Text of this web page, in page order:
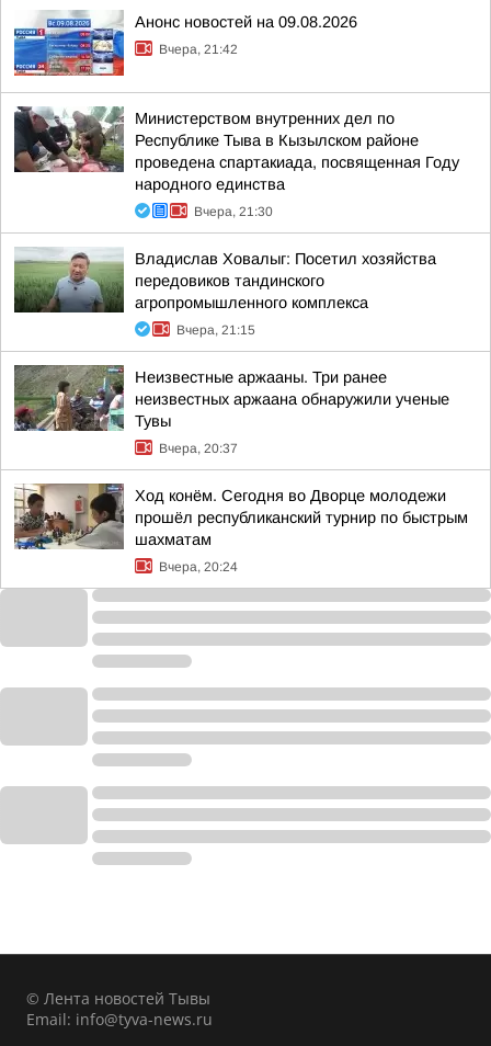
Анонс новостей на 09.08.2026
Вчера, 21:42
Министерством внутренних дел по
Республике Тыва в Кызылском районе
проведена спартакиада, посвященная Году
народного единства
Вчера, 21:30
Владислав Ховалыг: Посетил хозяйства
передовиков тандинского
агропромышленного комплекса
Вчера, 21:15
Неизвестные аржааны. Три ранее
неизвестных аржаана обнаружили ученые
Тувы
Вчера, 20:37
Ход конём. Сегодня во Дворце молодежи
прошёл республиканский турнир по быстрым
шахматам
Вчера, 20:24
© Лента новостей Тывы
Email: info@tyva-news.ru